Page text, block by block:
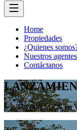
Home
Propiedades
¿Quienes
Nuestros agentes
Contáctanos
$ 1,949,000 MXN en